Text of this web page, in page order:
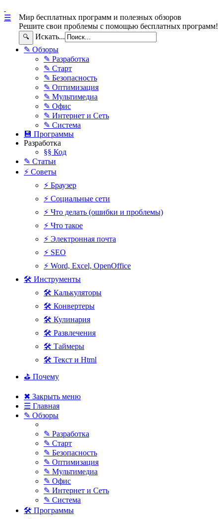
Мир бесплатных программ и полезных обзоров
Решите свои проблемы с помощью бесплатных программ!
🔍 Искать...
☰
✎ Обзоры
✎ Разработка
✎ Старт
✎ Безопасность
✎ Оптимизация
✎ Мультимедиа
✎ Офис
✎ Интернет и Сеть
✎ Система
💾 Программы
Разработка
§§ Код
✎ Статьи
⚡ Советы
⚡ Браузер
⚡ Социальные сети
⚡ Что делать (ошибки и проблемы)
⚡ Что такое
⚡ Электронная почта
⚡ SEO
⚡ Word, Excel, OpenOffice
🛠 Инструменты
🛠 Калькуляторы
🛠 Конвертеры
🛠 Кулинария
🛠 Развлечения
🛠 Таймеры
🛠 Текст и Html
⛳ Почему
✖ Закрыть меню
☰ Главная
✎ Обзоры
✎ Разработка
✎ Старт
✎ Безопасность
✎ Оптимизация
✎ Мультимедиа
✎ Офис
✎ Интернет и Сеть
✎ Система
🛠 Программы